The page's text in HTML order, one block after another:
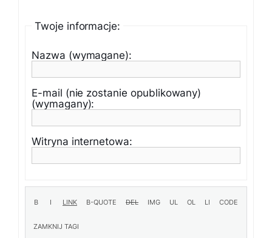
Twoje informacje:
Nazwa (wymagane):
E-mail (nie zostanie opublikowany)
(wymagany):
Witryna internetowa: